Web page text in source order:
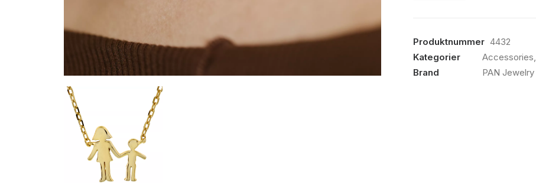
sølv,
mor
&
Produktnummer 4432
Kategorier
Accessories,
Brand
PAN Jewelry